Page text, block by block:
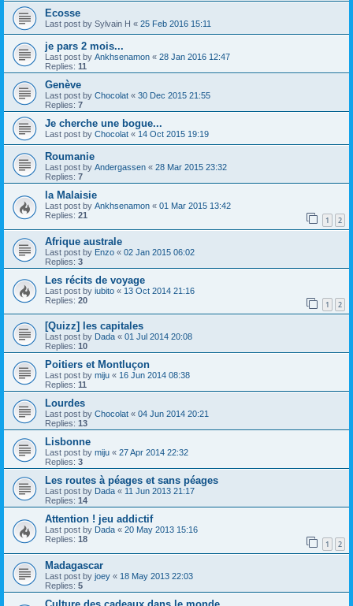
Ecosse
Last post by Sylvain H « 25 Feb 2016 15:11
je pars 2 mois...
Last post by Ankhsenamon « 28 Jan 2016 12:47
Replies: 11
Genève
Last post by Chocolat « 30 Dec 2015 21:55
Replies: 7
Je cherche une bogue...
Last post by Chocolat « 14 Oct 2015 19:19
Roumanie
Last post by Andergassen « 28 Mar 2015 23:32
Replies: 7
la Malaisie
Last post by Ankhsenamon « 01 Mar 2015 13:42
Replies: 21 1 2
Afrique australe
Last post by Enzo « 02 Jan 2015 06:02
Replies: 3
Les récits de voyage
Last post by iubito « 13 Oct 2014 21:16
Replies: 20 1 2
[Quizz] les capitales
Last post by Dada « 01 Jul 2014 20:08
Replies: 10
Poitiers et Montluçon
Last post by miju « 16 Jun 2014 08:38
Replies: 11
Lourdes
Last post by Chocolat « 04 Jun 2014 20:21
Replies: 13
Lisbonne
Last post by miju « 27 Apr 2014 22:32
Replies: 3
Les routes à péages et sans péages
Last post by Dada « 11 Jun 2013 21:17
Replies: 14
Attention ! jeu addictif
Last post by Dada « 20 May 2013 15:16
Replies: 18 1 2
Madagascar
Last post by joey « 18 May 2013 22:03
Replies: 5